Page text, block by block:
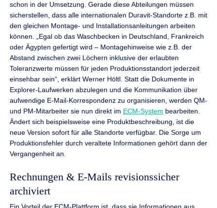
schon in der Umsetzung. Gerade diese Abteilungen müssen
sicherstellen, dass alle internationalen Duravit-Standorte z.B. mit
den gleichen Montage- und Installationsanleitungen arbeiten
können. „Egal ob das Waschbecken in Deutschland, Frankreich
oder Ägypten gefertigt wird – Montagehinweise wie z.B. der
Abstand zwischen zwei Löchern inklusive der erlaubten
Toleranzwerte müssen für jeden Produktionsstandort jederzeit
einsehbar sein“, erklärt Werner Höltl. Statt die Dokumente in
Explorer-Laufwerken abzulegen und die Kommunikation über
aufwendige E-Mail-Korrespondenz zu organisieren, werden QM-
und PM-Mitarbeiter sie nun direkt im ECM-System bearbeiten.
Ändert sich beispielsweise eine Produktbeschreibung, ist die
neue Version sofort für alle Standorte verfügbar. Die Sorge um
Produktionsfehler durch veraltete Informationen gehört dann der
Vergangenheit an.
Rechnungen & E-Mails revisionssicher
archiviert